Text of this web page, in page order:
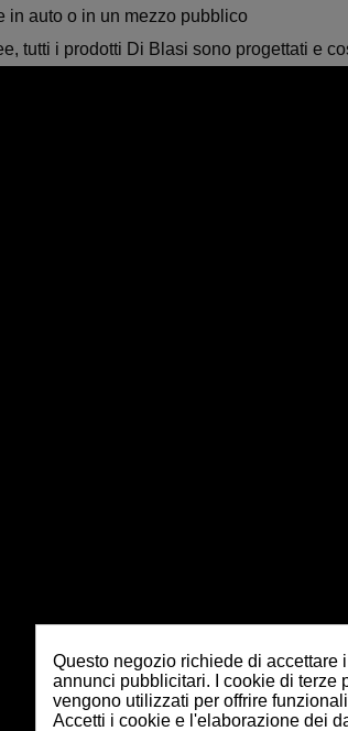
in auto o in un mezzo pubblico
tutti i prodotti Di Blasi sono progettati e
Questo negozio richiede di
annunci pubblicitari. I cookie di terze
vengono utilizzati per offrire
Accetti i cookie e l'elaborazione dei